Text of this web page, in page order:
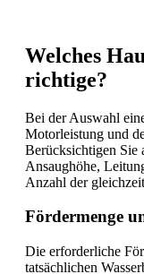
Welches
richtige?
Bei der Auswahl
Motorleistung und
Berücksichtigen Sie
Ansaughöhe,
Anzahl der
Fördermenge
Die erforderliche
tatsächlichen